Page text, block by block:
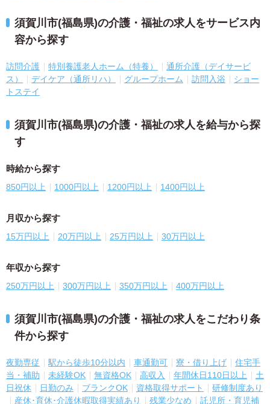
須賀川市(福島県)の介護・福祉の求人をサービス内
容から探す
訪問介護 特別養護老人ホーム（特養）
通所介護（デイサービ
ス）
デイケア（通所リハ） グループホーム 訪問入浴
ショー
トステイ
須賀川市(福島県)の介護・福祉の求人を給与から探
す
時給から探す
850円以上 1000円以上 1200円以上 1400円以上
月収から探す
15万円以上 20万円以上 25万円以上 30万円以上
年収から探す
250万円以上 300万円以上 350万円以上 400万円以上
須賀川市(福島県)の介護・福祉の求人をこだわり条
件から探す
夜勤専従 駅から徒歩10分以内 車通勤可 寮・借り上げ
住宅手
当・補助
未経験OK 無資格OK 高収入 年間休日110日以上
土
日祝休
日勤のみ ブランクOK 資格取得サポート
研修制度あり
産休･育休･介護休暇取得実績あり
残業少なめ
託児所・育児補